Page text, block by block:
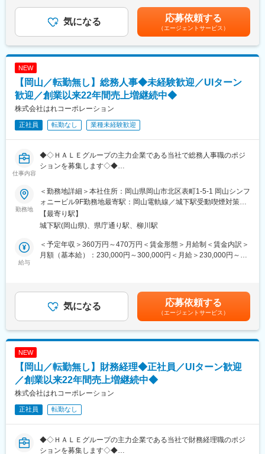
高い仕事に携わりたい方におすすめです。
■組織体制：
配属部門：Peripheral Vascular（ペリフェラルバスキュラー）
主に循環器内科における手足用カテーテル関連製品を取り扱って
が特徴です。
https://www.medtronic.com/jp-ja/healthcare-
professionals/products/cardiovascular/peripheral-stents.html
製品魅力：
・医療機器業界でトップクラスのシェアを持ち、多くの病院で使
・製品の種類がとても多く、さまざまな手術や患者さんのケース
に対応できるため、医師から高い信頼を得ています。
■評価制度：
社員の努力と成果を正当に評価するインセンティブ制度が充実し
ています。
■業務概要：
分析を駆使して戦略的にアプローチします。また、手術に立ち会
い、技術的なサポートも担当し、患者様の健康に貢献します。
■研修／フォロー体制：
す。
変更の範囲：会社の定める業務
年目の場合固定年収 500万円 インセンティブ 380万円35歳、
入社8年目の場合固定年収 600万円 インセンティブ 400万円
賃金はあくまでも目安の金額であり、選考を通じて上下する可能
性があります。月給(月額)は固定手当を含めた表記です。
気になる 応募依頼する
（エージェントサービス）
NEW
【岡山／転勤無し】総務人事◆未経験歓迎／UIターン
歓迎／創業以来22年間売上増継続中◆
株式会社はれコーポレーション
正社員 転勤なし 業種未経験歓迎
仕事内容
◆◇ＨＡＬＥグループの主力企業である当社で総務人事職のポジ
ションを募集します◇◆
◎景気に左右されないストックビジネス
◎未経験歓迎です。総務人事職としてグループ法人7社を支えるポ
ジションです。
◎経験に合わせて、業務をお任せ
※未経験の方には、事務処理や新卒中途社員の入社手続き業務など
から始めて頂きます。
◎全国87拠点展開！！
■業務内容：
グループ法人7社（社員数1,100名）を管理する総務人事業務全般
■組織構成：
総務人事課7名（男性5名、女性2名）
■グループの特徴：
・景気に左右されないストックビジネスで創業以来22年間売上増
勤務地
＜勤務地詳細＞本社住所：岡山県岡山市北区表町1-5-1 岡山シンフ
ォニービル9F勤務地最寄駅：岡山電軌線／城下駅受動喫煙対策：
屋内喫煙可能場所あり変更の範囲：無
【最寄り駅】
城下駅(岡山県)、県庁通り駅、柳川駅
給与
＜予定年収＞360万円～470万円＜賃金形態＞月給制＜賃金内訳＞
月額（基本給）：230,000円～300,000円＜月給＞230,000円～
気になる 応募依頼する
（エージェントサービス）
NEW
【岡山／転勤無し】財務経理◆正社員／UIターン歓迎
／創業以来22年間売上増継続中◆
株式会社はれコーポレーション
正社員 転勤なし
◆◇ＨＡＬＥグループの主力企業である当社で財務経理職のポジ
ションを募集します◇◆